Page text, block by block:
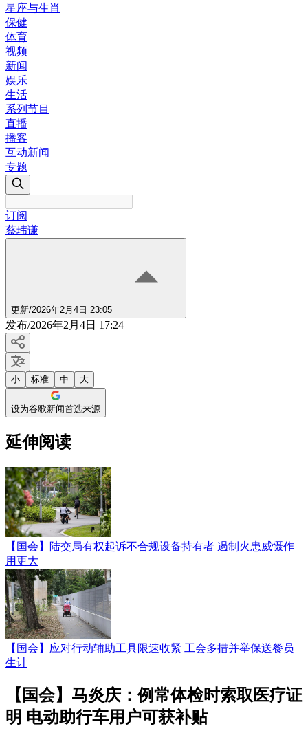
星座与生肖
保健
体育
视频
新闻
娱乐
生活
系列节目
直播
播客
互动新闻
专题
订阅
蔡玮谦
更新/2026年2月4日 23:05
发布/2026年2月4日 17:24
小 标准 中 大
设为谷歌新闻首选来源
延伸阅读
【国会】陆交局有权起诉不合规设备持有者 遏制火患威慑作
用更大
【国会】应对行动辅助工具限速收紧 工会多措并举保送餐员
生计
【国会】马炎庆：例常体检时索取医疗证
明 电动助行车用户可获补贴